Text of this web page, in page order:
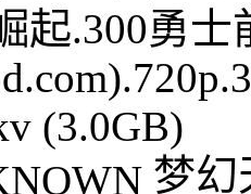
起.300勇士
(3.0GB)
梦幻